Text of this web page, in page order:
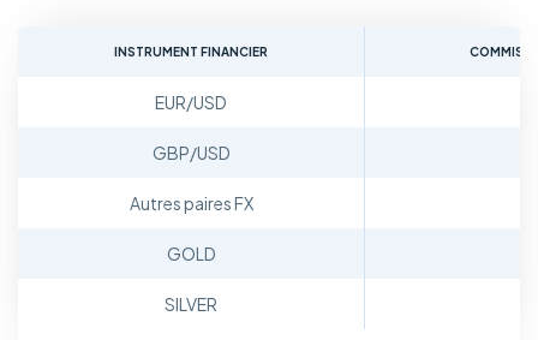
PiattaformeINSTRUMENT FINANCIER
EUR/USD
GBP/USD
Autres paires FX
GOLD
SILVER